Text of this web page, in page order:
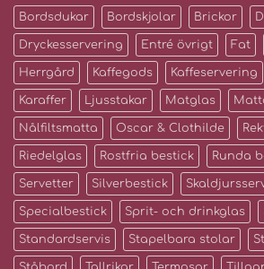
Bordsdukar Bordskjolar Brickor
Dryckesservering Entré övrigt Fat
Herrgård Kaffegods Kaffeservering
Karaffer Ljusstakar Matglas
Nålfiltsmatta Oscar & Clothilde
Riedelglas Rostfria bestick Runda
Servetter Silverbestick
Specialbestick Sprit- och drinkglas
Standardservis Stapelbara stolar